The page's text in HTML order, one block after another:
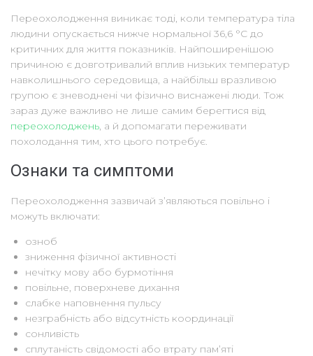
Переохолодження виникає тоді, коли температура тіла
людини опускається нижче нормальної 36,6 °C до
критичних для життя показників. Найпоширенішою
причиною є довготривалий вплив низьких температур
навколишнього середовища, а найбільш вразливою
групою є зневоднені чи фізично виснажені люди. Тож
зараз дуже важливо не лише самим берегтися від
переохолоджень , а й допомагати переживати
похолодання тим, хто цього потребує.
Ознаки та симптоми
Переохолодження зазвичай з’являються повільно і
можуть включати:
озноб
зниження фізичної активності
нечітку мову або бурмотіння
повільне, поверхневе дихання
слабке наповнення пульсу
незграбність або відсутність координації
сонливість
сплутаність свідомості або втрату пам’яті